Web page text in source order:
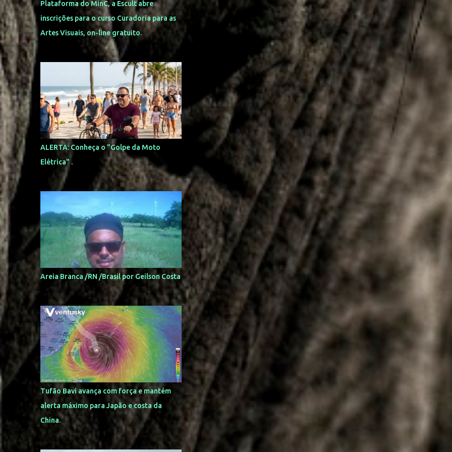
Plataforma do MinC, a Escult abre
inscrições para o curso Curadoria para as
Artes Visuais, on-line gratuito.
ALERTA: Conheça o "Golpe da Moto
Elétrica" .
Areia Branca /RN /Brasil por Geilson Costa
Tufão Bavi avança com força e mantém
alerta máximo para Japão e costa da
China.